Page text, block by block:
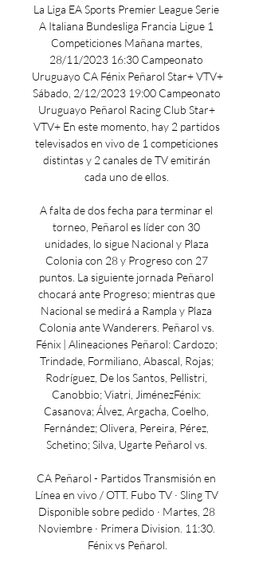
La Liga EA Sports Premier League Serie
A Italiana Bundesliga Francia Ligue 1
Competiciones Mañana martes,
28/11/2023 16:30 Campeonato
Uruguayo CA Fénix Peñarol Star+ VTV+
Sábado, 2/12/2023 19:00 Campeonato
Uruguayo Peñarol Racing Club Star+
VTV+ En este momento, hay 2 partidos
televisados en vivo de 1 competiciones
distintas y 2 canales de TV emitirán
cada uno de ellos.
A falta de dos fecha para terminar el
torneo, Peñarol es líder con 30
unidades, lo sigue Nacional y Plaza
Colonia con 28 y Progreso con 27
puntos. La siguiente jornada Peñarol
chocará ante Progreso; mientras que
Nacional se medirá a Rampla y Plaza
Colonia ante Wanderers. Peñarol vs.
Fénix | Alineaciones Peñarol: Cardozo;
Trindade, Formiliano, Abascal, Rojas;
Rodríguez, De los Santos, Pellistri,
Canobbio; Viatri, JiménezFénix:
Casanova; Álvez, Argacha, Coelho,
Fernández; Olivera, Pereira, Pérez,
Schetino; Silva, Ugarte Peñarol vs.
CA Peñarol - Partidos Transmisión en
Línea en vivo / OTT. Fubo TV · Sling TV
Disponible sobre pedido · Martes, 28
Noviembre · Primera Division. 11:30.
Fénix vs Peñarol.